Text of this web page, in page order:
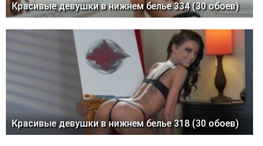
Красивые девушки в нижнем белье 334 (30 обоев)
Красивые девушки в нижнем белье 318 (30 обоев)